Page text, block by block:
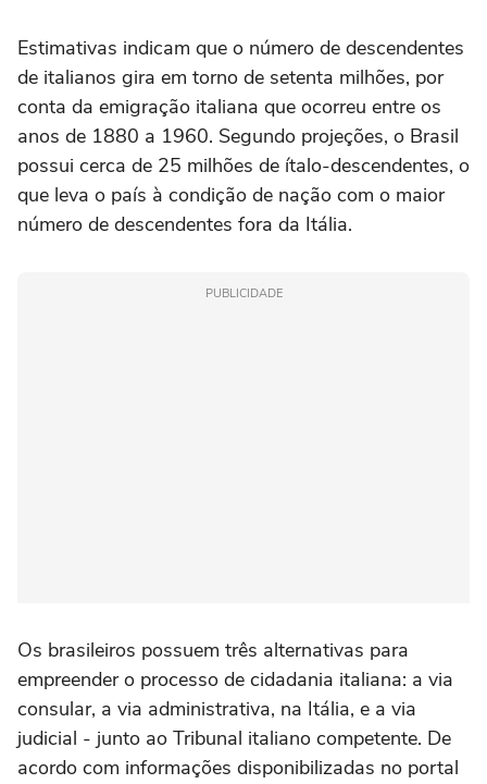
Estimativas indicam que o número de descendentes
de italianos gira em torno de setenta milhões, por
conta da emigração italiana que ocorreu entre os
anos de 1880 a 1960. Segundo projeções, o Brasil
possui cerca de 25 milhões de ítalo-descendentes, o
que leva o país à condição de nação com o maior
número de descendentes fora da Itália.
PUBLICIDADE
Os brasileiros possuem três alternativas para
empreender o processo de cidadania italiana: a via
consular, a via administrativa, na Itália, e a via
judicial - junto ao Tribunal italiano competente. De
acordo com informações disponibilizadas no portal